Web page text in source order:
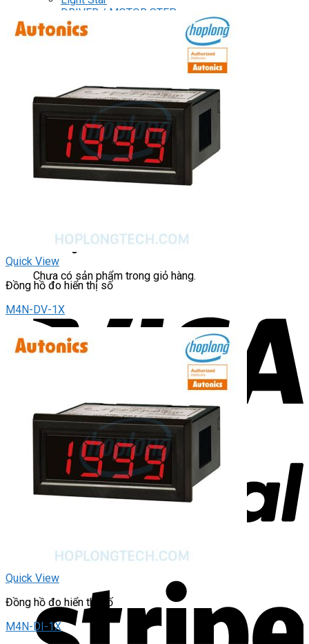
DRIVER / MOTOR STEP
ĐÈN BÁO
Đèn báo quay
CHUYỂN MẠCH / NÚT NHẤN
Chuyển mạch có khóa
Công tắc dừng khẩn
Nút nhấn
Phích cắm / Ổ cắm / Công tắc
Can nhiệt
Tìm
Giỏ hàng
Chưa có sản phẩm trong giỏ hàng.
Quick View
Đồng hồ đo hiển thị số
M4N-DV-1X
Quick View
Đồng hồ đo hiển thị số
M4N-DI-1X